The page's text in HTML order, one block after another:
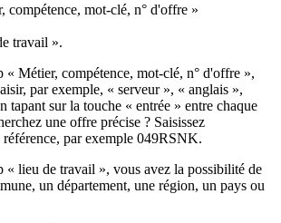
compétence, mot-clé, n° d'offre »
travail ».
« Métier, compétence, mot-clé, n° d'offre »,
par exemple, « serveur », « anglais »,
tapant sur la touche « entrée » entre chaque
une offre précise ? Saisissez
référence, par exemple 049RSNK.
« lieu de travail », vous avez la possibilité de
un département, une région, un pays ou